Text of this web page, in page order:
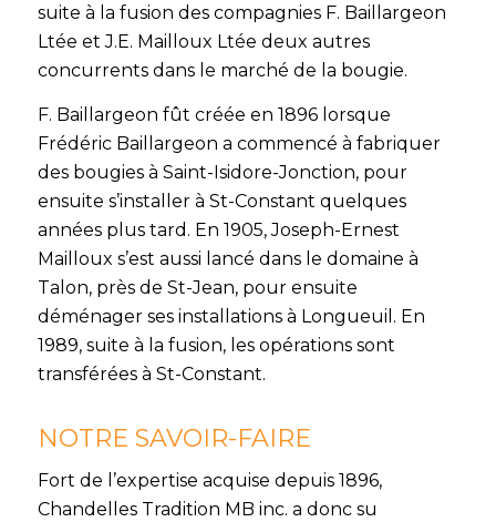
suite à la fusion des compagnies F. Baillargeon
Ltée et J.E. Mailloux Ltée deux autres
concurrents dans le marché de la bougie.
F. Baillargeon fût créée en 1896 lorsque
Frédéric Baillargeon a commencé à fabriquer
des bougies à Saint-Isidore-Jonction, pour
ensuite s’installer à St-Constant quelques
années plus tard. En 1905, Joseph-Ernest
Mailloux s’est aussi lancé dans le domaine à
Talon, près de St-Jean, pour ensuite
déménager ses installations à Longueuil. En
1989, suite à la fusion, les opérations sont
transférées à St-Constant.
NOTRE SAVOIR-FAIRE
Fort de l’expertise acquise depuis 1896,
Chandelles Tradition MB inc. a donc su